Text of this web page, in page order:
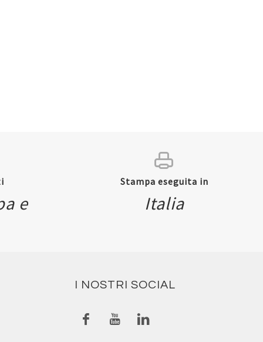
e
Stampa eseguita in
Italia
I NOSTRI SOCIAL